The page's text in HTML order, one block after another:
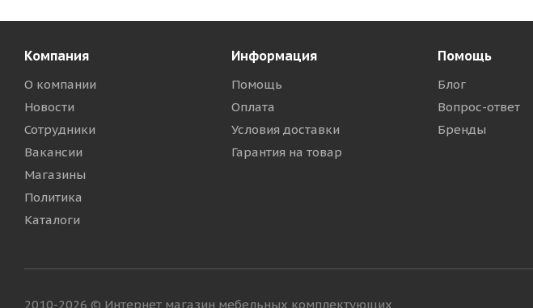
Компания
О компании
Новости
Сотрудники
Вакансии
Магазины
Политика
Каталоги
Информация
Помощь
Оплата
Условия доставки
Гарантия на товар
Помощь
Блог
Вопрос-ответ
Бренды
2010-2026 © Интернет магазин мебельных комплектующих